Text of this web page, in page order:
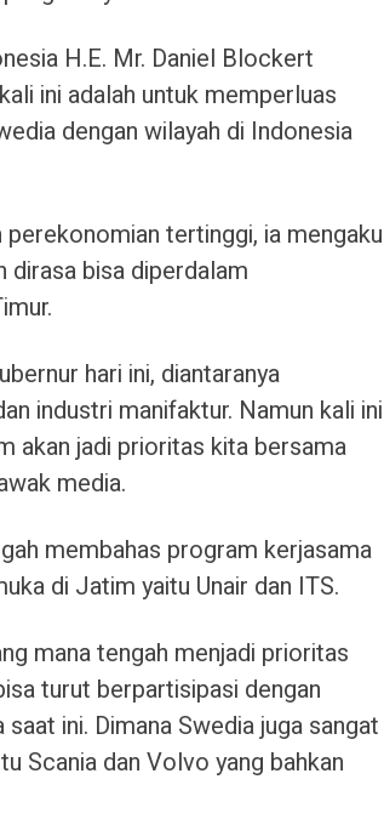
H.E. Mr. Daniel Blockert
ini adalah untuk memperluas
dengan wilayah di Indonesia
tertinggi, ia mengaku
dirasa bisa diperdalam
hari ini, diantaranya
industri manifaktur. Namun kali ini
akan jadi prioritas kita bersama
media.
membahas program kerjasama
di Jatim yaitu Unair dan ITS.
mana tengah menjadi prioritas
turut berpartisipasi dengan
ini. Dimana Swedia juga sangat
Scania dan Volvo yang bahkan